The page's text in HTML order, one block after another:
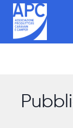
Salta
contenuto